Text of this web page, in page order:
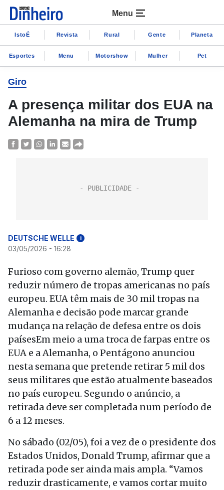
Menu
IstoÉ Revista Rural Gente Planeta
Esportes Menu Motorshow Mulher Pet
Giro
A presença militar dos EUA na
Alemanha na mira de Trump
DEUTSCHE WELLE i
03/05/2026 - 16:28
Furioso com governo alemão, Trump quer
reduzir número de tropas americanas no país
europeu. EUA têm mais de 30 mil tropas na
Alemanha e decisão pode marcar grande
mudança na relação de defesa entre os dois
paísesEm meio a uma troca de farpas entre os
EUA e a Alemanha, o Pentágono anunciou
nesta semana que pretende retirar 5 mil dos
seus militares que estão atualmente baseados
no país europeu. Segundo o anúncio, a
retirada deve ser completada num período de
6 a 12 meses.
No sábado (02/05), foi a vez de o presidente dos
Estados Unidos, Donald Trump, afirmar que a
retirada pode ser ainda mais ampla. “Vamos
reduzir drasticamente, e vamos cortar muito